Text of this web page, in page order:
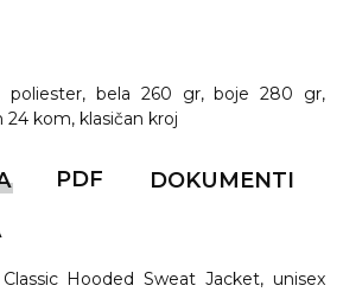
bela 260 gr, boje 280 gr,
24 kom, klasičan kroj
PDF
DOKUMENTI
Hooded Sweat Jacket, unisex